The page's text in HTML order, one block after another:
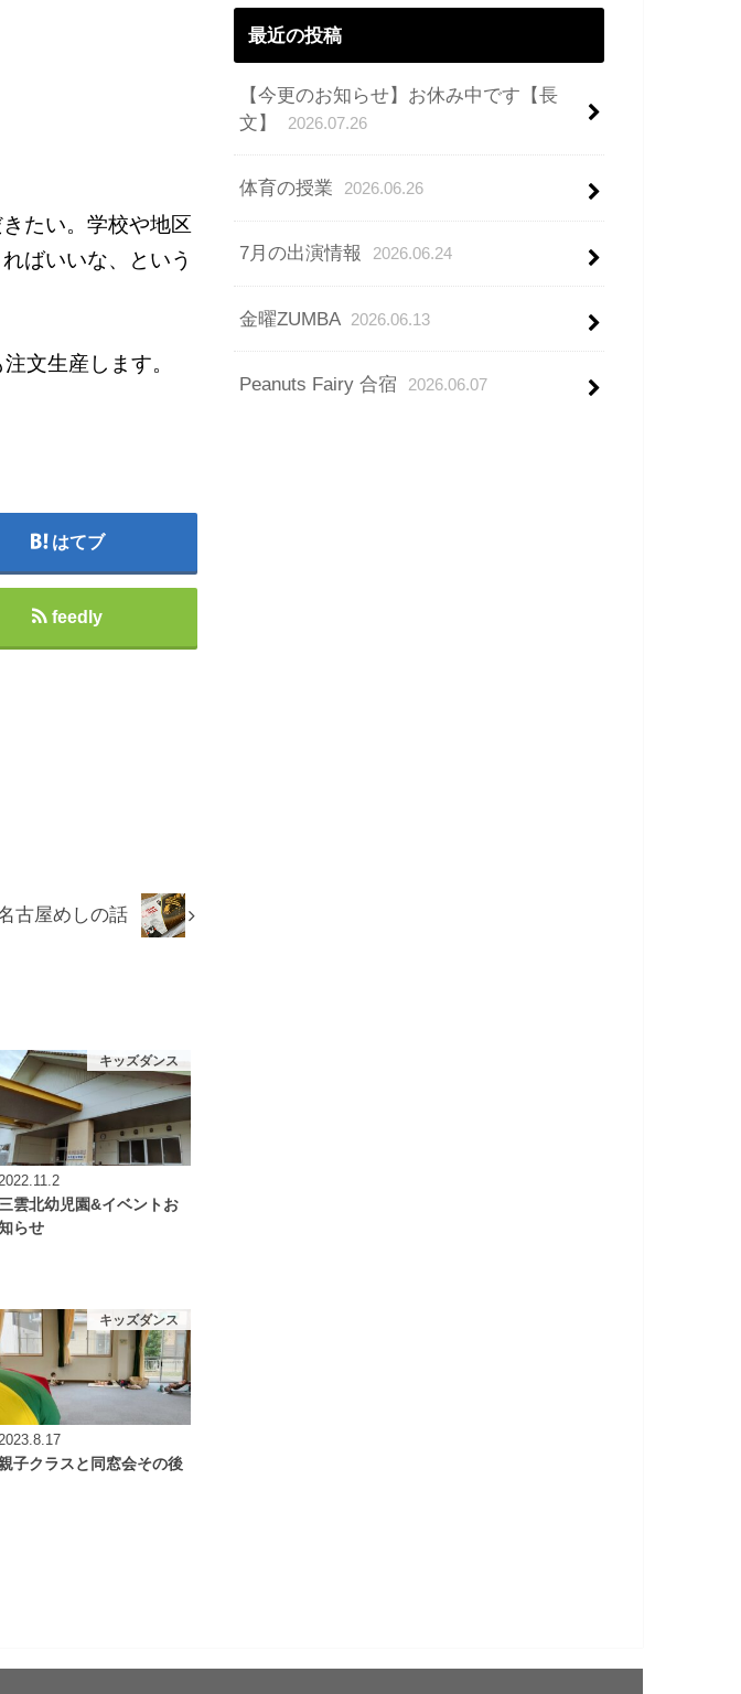
たい。学校や地区
ばいいな、という
文生産します。
はてブ
feedly
古屋めしの話
キッズダンス
2022.11.2
三雲北幼児園&イベントお
らせ
キッズダンス
2023.8.17
子クラスと同窓会その後
最近の投稿
【今更のお知らせ】お休み中です【長
文】
2026.07.26
体育の授業 2026.06.26
7月の出演情報 2026.06.24
金曜ZUMBA 2026.06.13
Peanuts Fairy 合宿 2026.06.07